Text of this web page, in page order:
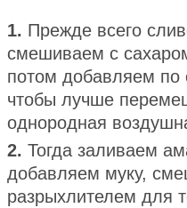
1. Прежде всего
смешиваем с
потом добавляем по
чтобы лучше
однородная
2. Тогда заливаем
добавляем муку,
разрыхлителем для